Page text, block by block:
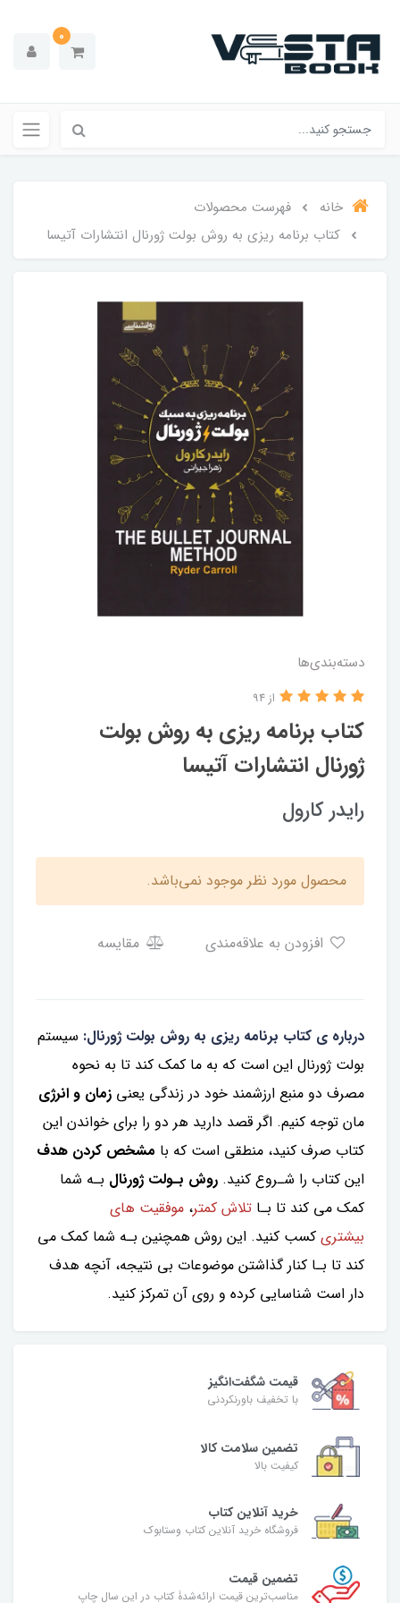
0
خانه
فهرست محصولات
کتاب برنامه ریزی‌ به‌ روش بولت ژورنال انتشارات‌‌ آتیسا
دسته‌بندی‌ها
کتاب برنامه ریزی‌ به‌ روش بولت
ژورنال انتشارات‌‌ آتیسا
از 94
رایدر کارول
محصول مورد نظر موجود نمی‌باشد.
مقایسه
درباره ی کتاب برنامه ریزی به روش بولت ژورنال: سیستم
بولت ژورنال این است که به ما کمک کند تا به نحوه
مصرف دو منبع ارزشمند خود در زندگی یعنی زمان و انرژی
مان توجه کنیم. اگر قصد دارید هر دو را برای خواندن این
کتاب صرف کنید، منطقی است که با مشخص کردن هدف
این کتاب را شـروع کنید. روش بـولت ژورنال بـه شما
کمک می کند تا بـا تلاش کمتر، موفقیت های
بیشتری کسب کنید. این روش همچنین بـه شما کمک می
کند تا بـا کنار گذاشتن موضوعات بی نتیجه، آنچه هدف
دار است شناسایی کرده و روی آن تمرکز کنید.
قیمت شگفت‌انگیز
با تخفیف باورنکردنی
تضمین سلامت کالا
کیفیت بالا
خرید آنلاین کتاب
فروشگاه خرید آنلاین کتاب وستابوک
تضمین قیمت
مناسب‌ترین قیمت ارائه‌شدۀ کتاب در این سال چاپ